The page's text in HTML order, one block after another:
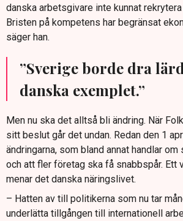
danska arbetsgivare inte kunnat
Bristen på kompetens har begränsat
säger han.
”Sverige borde dra
danska exemplet.”
Men nu ska det alltså bli ändring. När
sitt beslut går det undan. Redan den 1
ändringarna, som bland annat handlar
och att fler företag ska få snabbspår. Ett
menar det danska näringslivet.
– Hatten av till politikerna som nu tar
underlätta tillgången till internationell